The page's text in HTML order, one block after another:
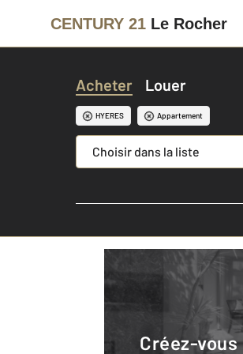
CENTURY 21 Le Rocher
Acheter Louer
HYERES Appartement
Choisir dans la liste
Créez-vous une alerte mail pour être averti quand une annonce est en ligne et consultez la